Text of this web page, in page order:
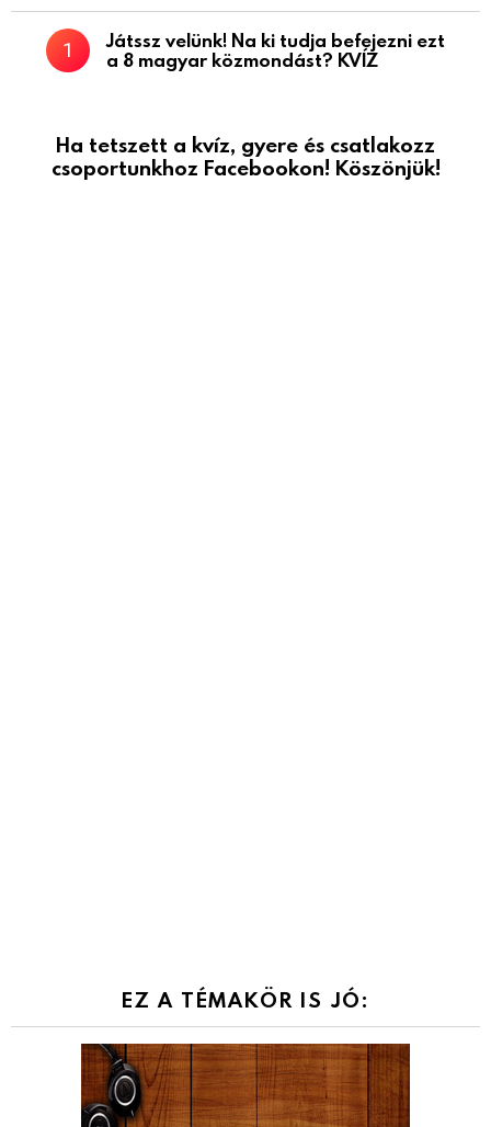
Játssz velünk! Na ki tudja befejezni ezt
a 8 magyar közmondást? KVÍZ
Ha tetszett a kvíz, gyere és csatlakozz
csoportunkhoz Facebookon! Köszönjük!
EZ A TÉMAKÖR IS JÓ: